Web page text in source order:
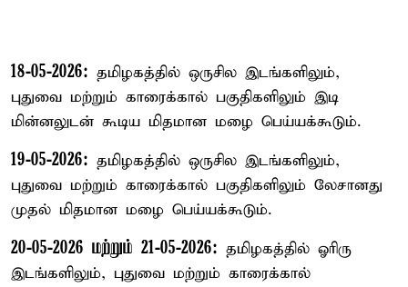
18-05-2026: தமிழகத்தில் ஒருசில இடங்களிலும்,
புதுவை மற்றும் காரைக்கால் பகுதிகளிலும் இடி
மின்னலுடன் கூடிய மிதமான மழை பெய்யக்கூடும்.
19-05-2026: தமிழகத்தில் ஒருசில இடங்களிலும்,
புதுவை மற்றும் காரைக்கால் பகுதிகளிலும் லேசானது
முதல் மிதமான மழை பெய்யக்கூடும்.
20-05-2026 மற்றும் 21-05-2026: தமிழகத்தில் ஓரிரு
இடங்களிலும், புதுவை மற்றும் காரைக்கால்